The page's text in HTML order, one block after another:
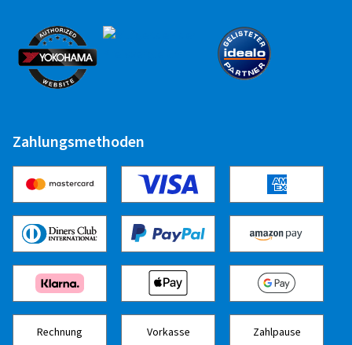
Zahlungsmethoden
Rechnung Vorkasse Zahlpause